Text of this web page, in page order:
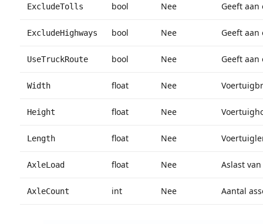
ExcludeTolls bool Nee Geeft
ExcludeHighways bool Nee Geeft
UseTruckRoute bool Nee Geeft
Width float Nee
Height float Nee
Length float Nee
AxleLoad float Nee Aslast
AxleCount int Nee Aantal